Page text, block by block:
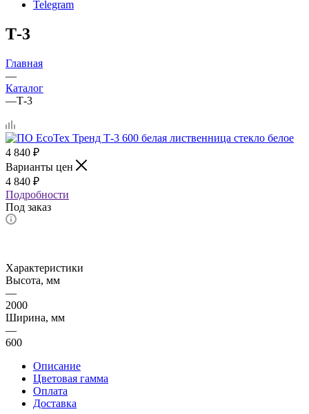
Telegram
Т-3
Главная
—
Каталог
—Т-3
4 840 ₽
Варианты цен
4 840 ₽
Подробности
Под заказ
Характеристики
Высота, мм
—
2000
Ширина, мм
—
600
Описание
Цветовая гамма
Оплата
Доставка